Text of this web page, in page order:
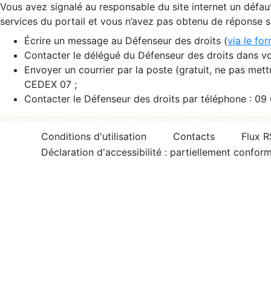
Vous avez signalé au responsable du site internet un
services du portail et vous n’avez pas obtenu de réponse
Écrire un message au Défenseur des droits (via le
Contacter le délégué du Défenseur des droits dans
Envoyer un courrier par la poste (gratuit, ne pas
CEDEX 07 ;
Contacter le Défenseur des droits par téléphone :
Conditions d'utilisation Contacts
Flux
Déclaration d'accessibilité : partiellement